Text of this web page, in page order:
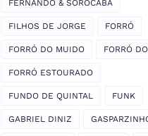
FERNANDO & SOROCABA
FILHOS DE JORGE FORRÓ
FORRÓ DO MUIDO FORRÓ
FORRÓ ESTOURADO
FUNDO DE QUINTAL FUNK
GABRIEL DINIZ